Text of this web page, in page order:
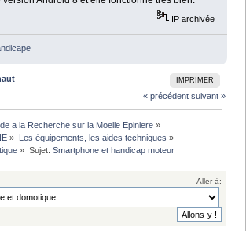
IP archivée
IMPRIMER
« précédent suivant »
a la Recherche sur la Moelle Epiniere »
» Les équipements, les aides techniques »
» Sujet: Smartphone et handicap moteur
Aller à: